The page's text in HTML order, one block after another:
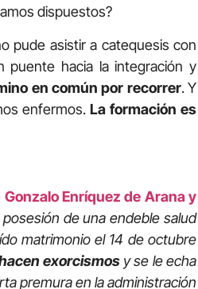
dispuestos?
pude asistir a catequesis con
puente hacia la integración y
en común por recorrer. Y
enfermos. La formación es
Gonzalo Enríquez de Arana y
de una endeble salud
matrimonio el 14 de octubre
exorcismosy se le echa
premura en la administración